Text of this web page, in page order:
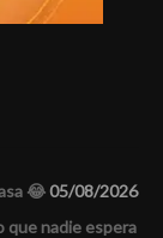
😂05/08/2026
que nadie espera